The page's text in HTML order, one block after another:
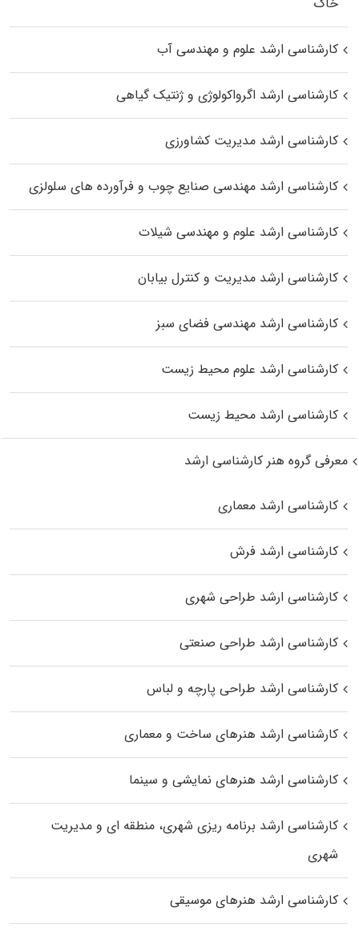
کارشناسی ارشد علوم و مهندسی آب
کارشناسی ارشد اگرواکولوژی و ژنتیک گیاهی
کارشناسی ارشد مدیریت کشاورزی
کارشناسی ارشد مهندسی صنایع چوب و فرآورده‌ های سلولزی
کارشناسی ارشد علوم و مهندسی شیلات
کارشناسی ارشد مدیریت و کنترل بیابان
کارشناسی ارشد مهندسی فضای سبز
کارشناسی ارشد علوم محیط‌ زیست
کارشناسی ارشد محیط زیست
معرفی گروه هنر کارشناسی ارشد
کارشناسی ارشد معماری
کارشناسی ارشد فرش
کارشناسی ارشد طراحی شهری
کارشناسی ارشد طراحی صنعتی
کارشناسی ارشد طراحی پارچه و لباس
کارشناسی ارشد هنرهای ساخت و معماری
کارشناسی ارشد هنرهای نمایشی و سینما
کارشناسی ارشد برنامه ریزی شهری، منطقه‌ ای و مدیریت
شهری
کارشناسی ارشد هنرهای موسیقی